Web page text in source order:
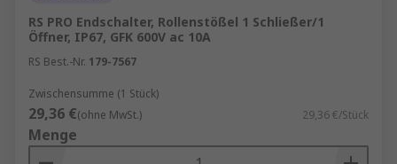
RS PRO Endschalter, Rollenstößel 1 Schließer/1
Öffner, IP67, GFK 600V ac 10A
RS Best.-Nr. 179-7567
Zwischensumme (1 Stück)
29,36 €(ohne MwSt.) 29,36 €/Stück
Menge